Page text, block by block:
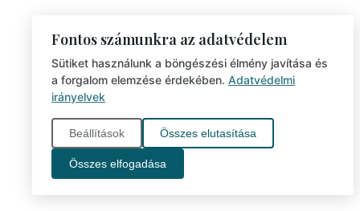
Fontos számunkra az adatvédelem
Sütiket használunk a böngészési élmény javítása és
a forgalom elemzése érdekében. Adatvédelmi
irányelvek
Beállítások Összes elutasítása
Összes elfogadása